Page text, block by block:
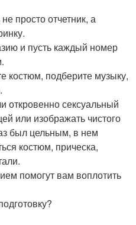
просто отчетник, а
и пусть каждый номер
костюм, подберите музыку,
сексуальный
или изображать чистого
был цельным, в нем
костюм, прическа,
помогут вам воплотить